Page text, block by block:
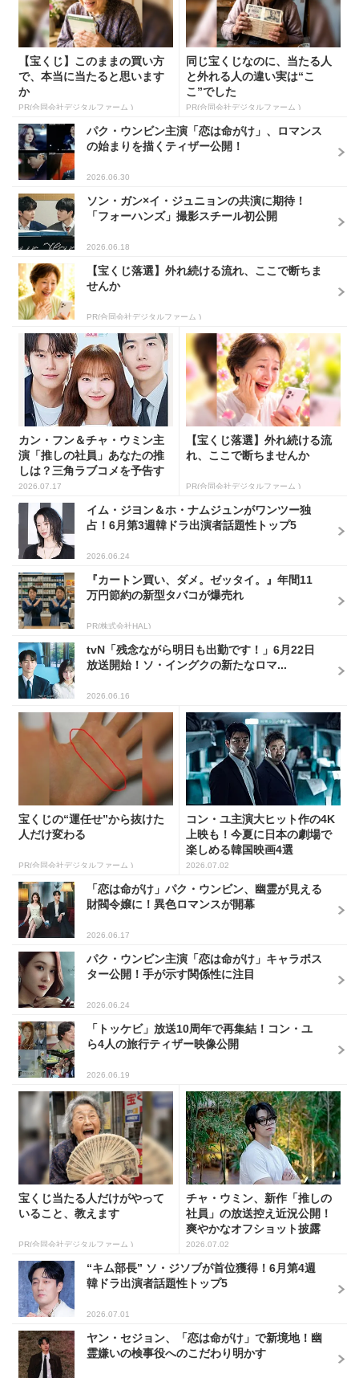
【宝くじ】このままの買い方
で、本当に当たると思います
か
PR(合同会社デジタルファーム )
同じ宝くじなのに、当たる人
と外れる人の違い実は“こ
こ”でした
PR(合同会社デジタルファーム )
パク・ウンビン主演「恋は命がけ」、ロマンス
の始まりを描くティザー公開！
2026.06.30
ソン・ガン×イ・ジュニョンの共演に期待！
「フォーハンズ」撮影スチール初公開
2026.06.18
【宝くじ落選】外れ続ける流れ、ここで断ちま
せんか
PR(合同会社デジタルファーム )
カン・フン＆チャ・ウミン主
演「推しの社員」あなたの推
しは？三角ラブコメを予告す
る...
2026.07.17
【宝くじ落選】外れ続ける流
れ、ここで断ちませんか
PR(合同会社デジタルファーム )
イム・ジヨン＆ホ・ナムジュンがワンツー独
占！6月第3週韓ドラ出演者話題性トップ5
2026.06.24
『カートン買い、ダメ。ゼッタイ。』年間11
万円節約の新型タバコが爆売れ
PR(株式会社HAL)
tvN「残念ながら明日も出勤です！」6月22日
放送開始！ソ・イングクの新たなロマ...
2026.06.16
宝くじの“運任せ”から抜けた
人だけ変わる
PR(合同会社デジタルファーム )
コン・ユ主演大ヒット作の4K
上映も！今夏に日本の劇場で
楽しめる韓国映画4選
2026.07.02
「恋は命がけ」パク・ウンビン、幽霊が見える
財閥令嬢に！異色ロマンスが開幕
2026.06.17
パク・ウンビン主演「恋は命がけ」キャラポス
ター公開！手が示す関係性に注目
2026.06.24
「トッケビ」放送10周年で再集結！コン・ユ
ら4人の旅行ティザー映像公開
2026.06.19
宝くじ当たる人だけがやって
いること、教えます
PR(合同会社デジタルファーム )
チャ・ウミン、新作「推しの
社員」の放送控え近況公開！
爽やかなオフショット披露
2026.07.02
“キム部長” ソ・ジソブが首位獲得！6月第4週
韓ドラ出演者話題性トップ5
2026.07.01
ヤン・セジョン、「恋は命がけ」で新境地！幽
霊嫌いの検事役へのこだわり明かす